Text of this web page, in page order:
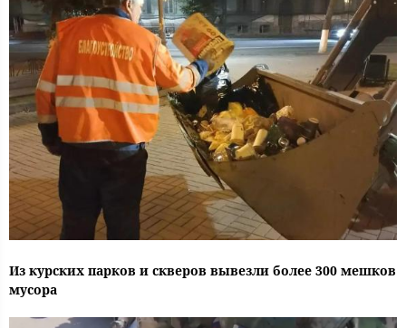
Из курских парков и скверов вывезли более 300 мешков
мусора